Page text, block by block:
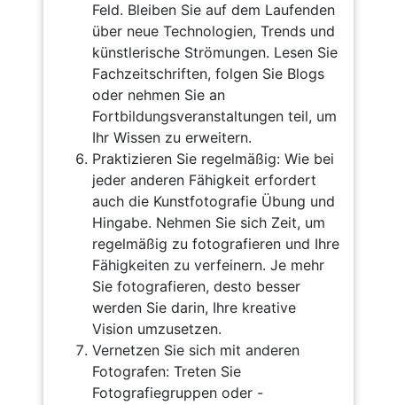
Feld. Bleiben Sie auf dem Laufenden
über neue Technologien, Trends und
künstlerische Strömungen. Lesen Sie
Fachzeitschriften, folgen Sie Blogs
oder nehmen Sie an
Fortbildungsveranstaltungen teil, um
Ihr Wissen zu erweitern.
Praktizieren Sie regelmäßig: Wie bei
jeder anderen Fähigkeit erfordert
auch die Kunstfotografie Übung und
Hingabe. Nehmen Sie sich Zeit, um
regelmäßig zu fotografieren und Ihre
Fähigkeiten zu verfeinern. Je mehr
Sie fotografieren, desto besser
werden Sie darin, Ihre kreative
Vision umzusetzen.
Vernetzen Sie sich mit anderen
Fotografen: Treten Sie
Fotografiegruppen oder -